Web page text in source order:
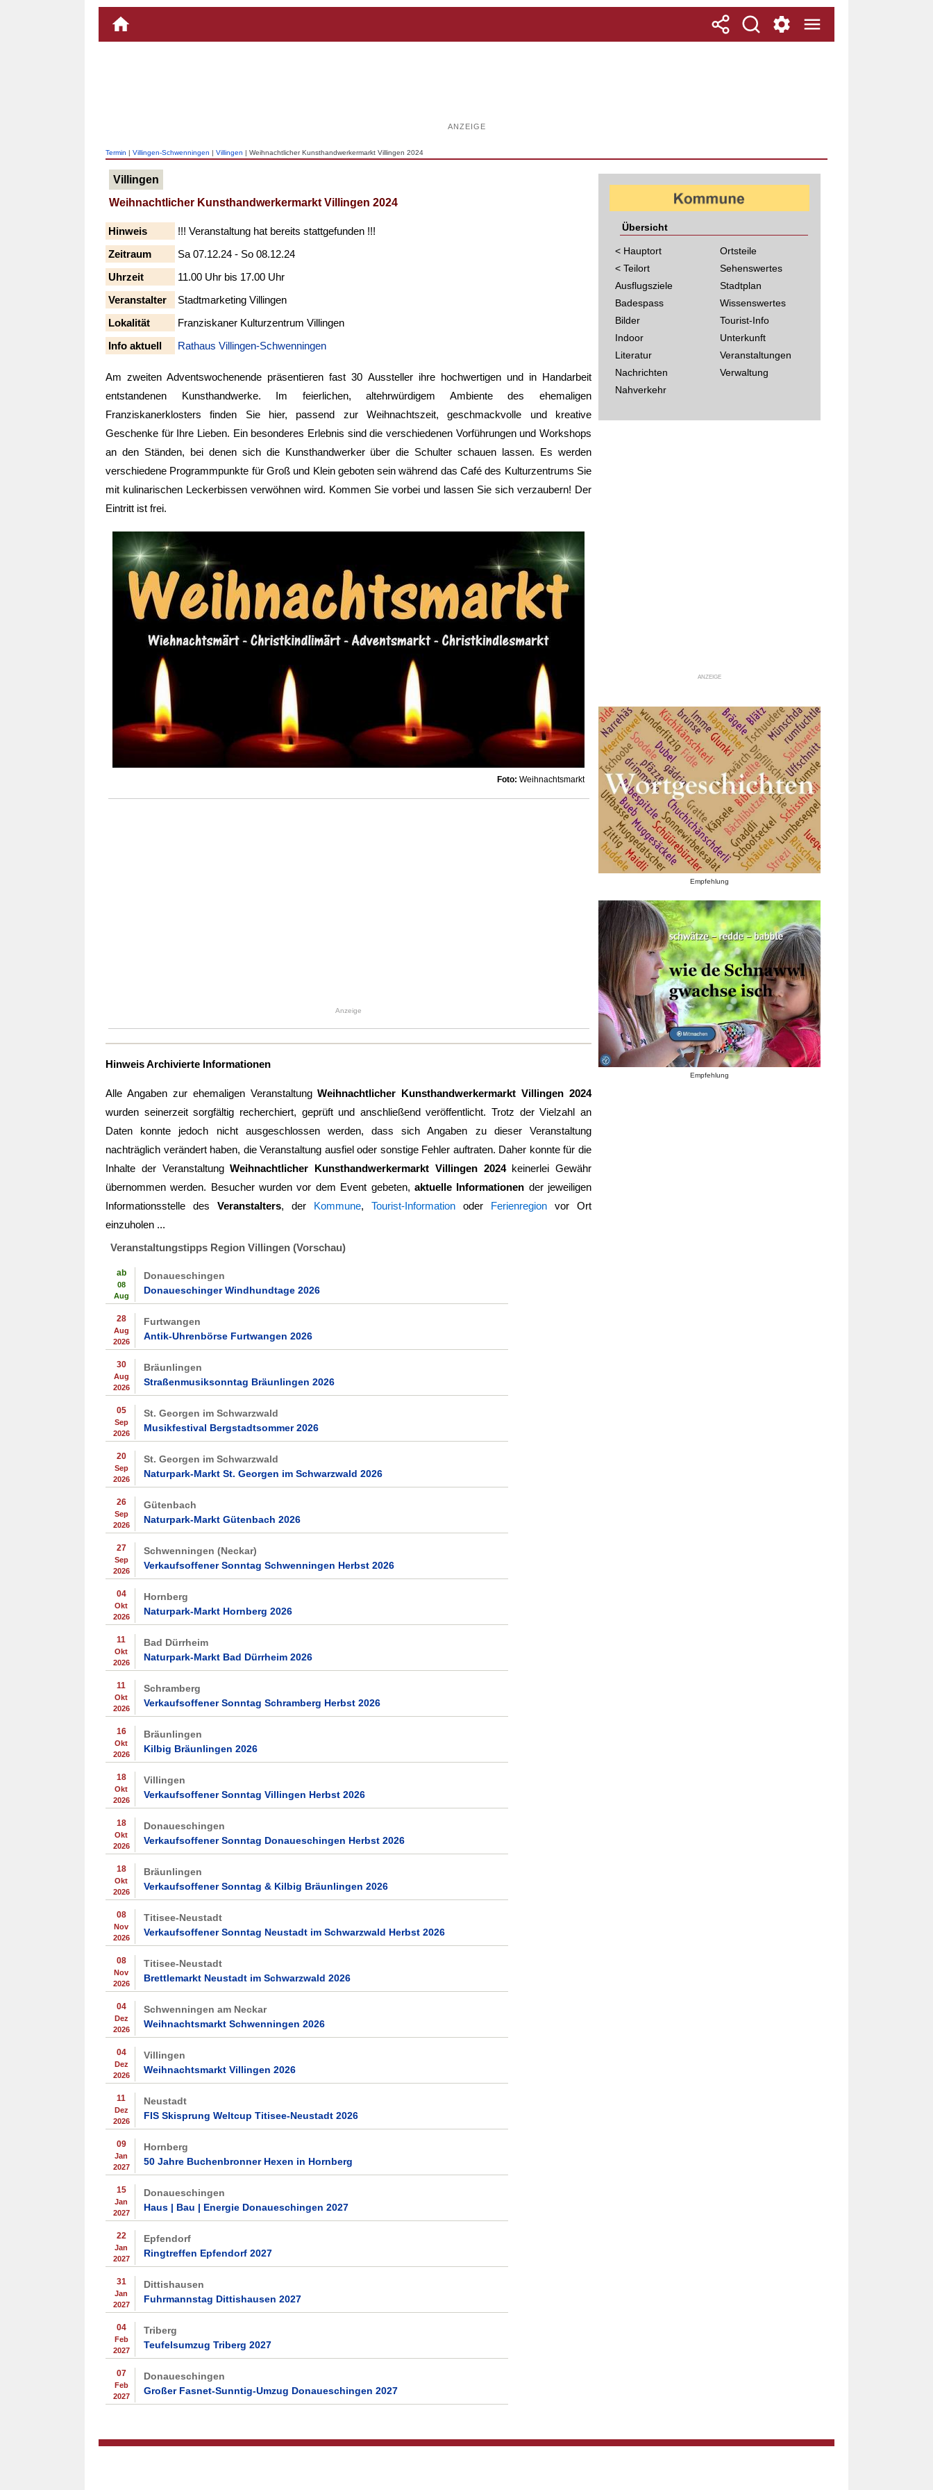
ANZEIGE
Termin | Villingen-Schwenningen | Villingen | Weihnachtlicher Kunsthandwerkermarkt Villingen 2024
Villingen
Weihnachtlicher Kunsthandwerkermarkt Villingen 2024
Hinweis
!!! Veranstaltung hat bereits stattgefunden !!!
Zeitraum
Sa 07.12.24 - So 08.12.24
Uhrzeit
11.00 Uhr bis 17.00 Uhr
Veranstalter
Stadtmarketing Villingen
Lokalität
Franziskaner Kulturzentrum Villingen
Info aktuell
Rathaus Villingen-Schwenningen
Am zweiten Adventswochenende präsentieren fast 30 Aussteller ihre hochwertigen und in Handarbeit
entstandenen Kunsthandwerke. Im feierlichen, altehrwürdigem Ambiente des ehemaligen
Franziskanerklosters finden Sie hier, passend zur Weihnachtszeit, geschmackvolle und kreative
Geschenke für Ihre Lieben. Ein besonderes Erlebnis sind die verschiedenen Vorführungen und Workshops
an den Ständen, bei denen sich die Kunsthandwerker über die Schulter schauen lassen. Es werden
verschiedene Programmpunkte für Groß und Klein geboten sein während das Café des Kulturzentrums Sie
mit kulinarischen Leckerbissen verwöhnen wird. Kommen Sie vorbei und lassen Sie sich verzaubern! Der
Eintritt ist frei.
Foto: Weihnachtsmarkt
Anzeige
Hinweis Archivierte Informationen
Alle Angaben zur ehemaligen VeranstaltungWeihnachtlicher Kunsthandwerkermarkt Villingen 2024
wurden seinerzeit sorgfältig recherchiert, geprüft und anschließend veröffentlicht. Trotz der Vielzahl an
Daten konnte jedoch nicht ausgeschlossen werden, dass sich Angaben zu dieser Veranstaltung
nachträglich verändert haben, die Veranstaltung ausfiel oder sonstige Fehler auftraten. Daher konnte für die
Inhalte der VeranstaltungWeihnachtlicher Kunsthandwerkermarkt Villingen 2024keinerlei Gewähr
übernommen werden. Besucher wurden vor dem Event gebeten, aktuelle Informationen der jeweiligen
Informationsstelle des Veranstalters, der Kommune, Tourist-Information oder Ferienregion vor Ort
einzuholen ...
Veranstaltungstipps Region Villingen (Vorschau)
ab
08
Aug
Donaueschingen
Donaueschinger Windhundtage 2026
28
Aug
2026
Furtwangen
Antik-Uhrenbörse Furtwangen 2026
30
Aug
2026
Bräunlingen
Straßenmusiksonntag Bräunlingen 2026
05
Sep
2026
St. Georgen im Schwarzwald
Musikfestival Bergstadtsommer 2026
20
Sep
2026
St. Georgen im Schwarzwald
Naturpark-Markt St. Georgen im Schwarzwald 2026
26
Sep
2026
Gütenbach
Naturpark-Markt Gütenbach 2026
27
Sep
2026
Schwenningen (Neckar)
Verkaufsoffener Sonntag Schwenningen Herbst 2026
04
Okt
2026
Hornberg
Naturpark-Markt Hornberg 2026
11
Okt
2026
Bad Dürrheim
Naturpark-Markt Bad Dürrheim 2026
11
Okt
2026
Schramberg
Verkaufsoffener Sonntag Schramberg Herbst 2026
16
Okt
2026
Bräunlingen
Kilbig Bräunlingen 2026
18
Okt
2026
Villingen
Verkaufsoffener Sonntag Villingen Herbst 2026
18
Okt
2026
Donaueschingen
Verkaufsoffener Sonntag Donaueschingen Herbst 2026
18
Okt
2026
Bräunlingen
Verkaufsoffener Sonntag & Kilbig Bräunlingen 2026
08
Nov
2026
Titisee-Neustadt
Verkaufsoffener Sonntag Neustadt im Schwarzwald Herbst 2026
08
Nov
2026
Titisee-Neustadt
Brettlemarkt Neustadt im Schwarzwald 2026
04
Dez
2026
Schwenningen am Neckar
Weihnachtsmarkt Schwenningen 2026
04
Dez
2026
Villingen
Weihnachtsmarkt Villingen 2026
11
Dez
2026
Neustadt
FIS Skisprung Weltcup Titisee-Neustadt 2026
09
Jan
2027
Hornberg
50 Jahre Buchenbronner Hexen in Hornberg
15
Jan
2027
Donaueschingen
Haus | Bau | Energie Donaueschingen 2027
22
Jan
2027
Epfendorf
Ringtreffen Epfendorf 2027
31
Jan
2027
Dittishausen
Fuhrmannstag Dittishausen 2027
04
Feb
2027
Triberg
Teufelsumzug Triberg 2027
07
Feb
2027
Donaueschingen
Großer Fasnet-Sunntig-Umzug Donaueschingen 2027
Übersicht
< Hauptort
< Teilort
Ausflugsziele
Badespass
Bilder
Indoor
Literatur
Nachrichten
Nahverkehr
Ortsteile
Sehenswertes
Stadtplan
Wissenswertes
Tourist-Info
Unterkunft
Veranstaltungen
Verwaltung
ANZEIGE
Empfehlung
Empfehlung